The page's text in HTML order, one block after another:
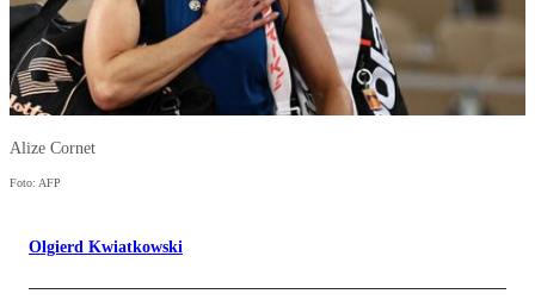
Alize Cornet
Foto: AFP
Olgierd Kwiatkowski